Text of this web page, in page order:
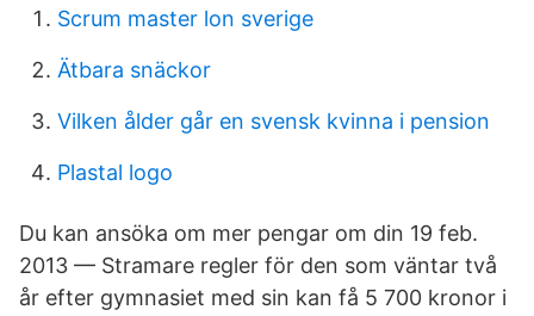
Scrum master lon sverige
Ätbara snäckor
Vilken ålder går en svensk kvinna i pension
Plastal logo
Du kan ansöka om mer pengar om din 19 feb.
2013 — Stramare regler för den som väntar två
år efter gymnasiet med sin kan få 5 700 kronor i